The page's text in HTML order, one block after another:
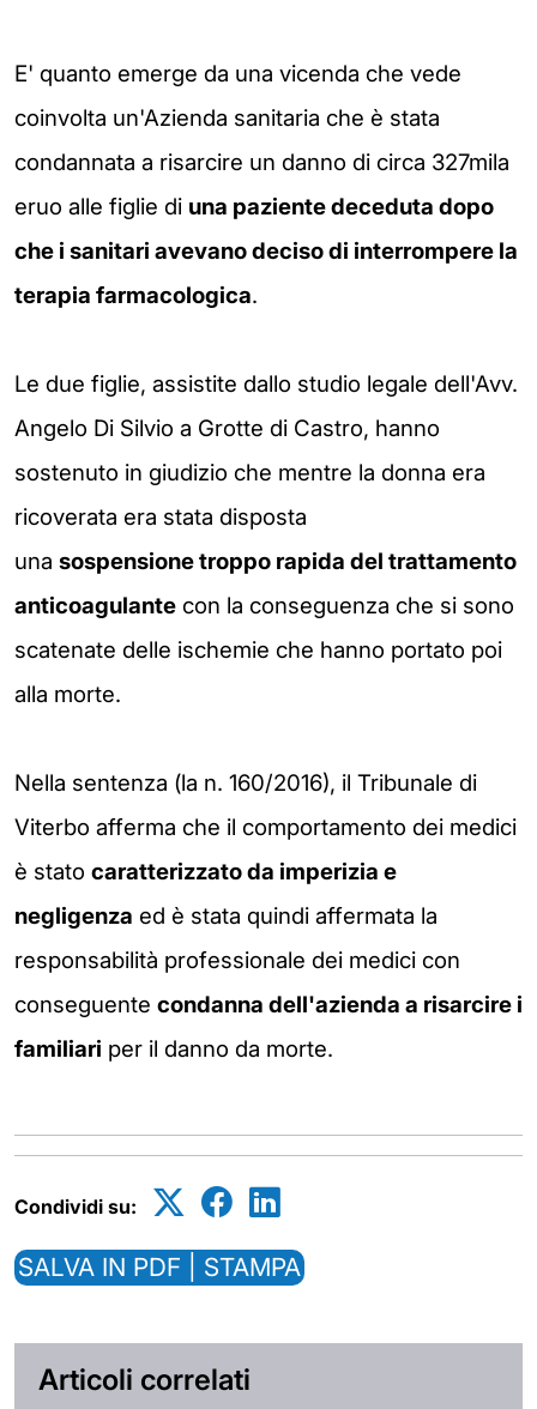
E' quanto emerge da una vicenda che vede
coinvolta un'Azienda sanitaria che è stata
condannata a risarcire un danno di circa 327mila
eruo alle figlie di una paziente deceduta dopo
che i sanitari avevano deciso di interrompere la
terapia farmacologica.
Le due figlie, assistite dallo studio legale dell'Avv.
Angelo Di Silvio a Grotte di Castro, hanno
sostenuto in giudizio che mentre la donna era
ricoverata era stata disposta
una sospensionetroppo rapida del trattamento
anticoagulante con la conseguenza che si sono
scatenate delle ischemie che hanno portato poi
alla morte.
Nella sentenza (la n. 160/2016), il Tribunale di
Viterbo afferma che il comportamento dei medici
è stato caratterizzato da imperizia e
negligenza ed è stata quindi affermata la
responsabilità professionale dei medici con
conseguente condanna dell'azienda a risarcire i
familiari per il danno da morte.
Condividi su:
SALVA IN PDF | STAMPA
Articoli correlati